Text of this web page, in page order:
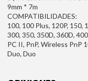
9mm * 7m
COMPATIBILIDADES:
100, 100 Plus, 120P, 150,
300, 350, 350D, 360D,
PC II, PnP, Wireless PnP
Duo, Duo